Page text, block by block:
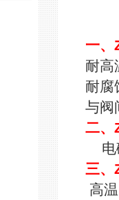
一、
耐高
耐腐
与阀
二、
电
三、
高